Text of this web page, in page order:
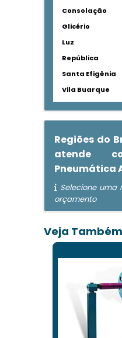
Consolação
Glicério
Luz
República
Santa Efigênia
Vila Buarque
Regiões do
atende
Pneumática
Selecione uma
orçamento
Veja Também